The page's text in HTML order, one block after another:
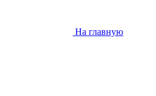
На главную